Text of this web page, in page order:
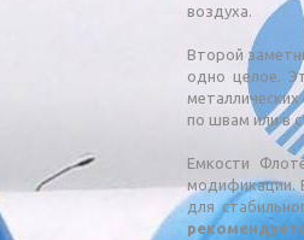
воздуха.
Второй
одно целое.
по швам или в
Емкости
модификации.
для